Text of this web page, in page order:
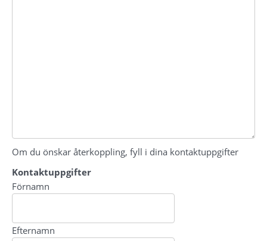
Om du önskar återkoppling, fyll i dina kontaktuppgifter
Kontaktuppgifter
Kontaktuppgifter
Förnamn
Efternamn